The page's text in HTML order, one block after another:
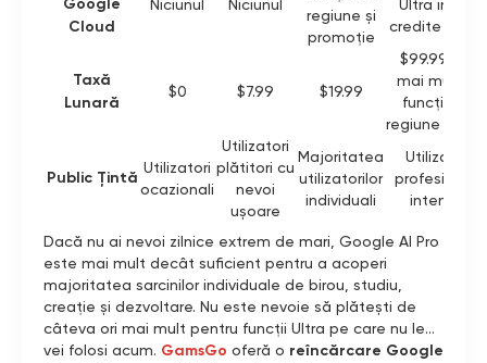
Google
Cloud
Niciunul Niciunul
regiune și
promoție
Ultra includ
credite
Taxă
Lunară
$0 $7.99 $19.99
$99.99 sau
mai mult, în
funcție de
regiune și
Public Țintă
Utilizatori
ocazionali
Utilizatori
plătitori cu
nevoi
ușoare
Majoritatea
utilizatorilor
individuali
Utilizatori
profesioniști
intensivi
Dacă nu ai nevoi zilnice extrem de mari, Google AI Pro
este mai mult decât suficient pentru a acoperi
majoritatea sarcinilor individuale de birou, studiu,
creație și dezvoltare. Nu este nevoie să plătești de
câteva ori mai mult pentru funcții Ultra pe care nu le
vei folosi acum. GamsGo oferă o reîncărcare Google